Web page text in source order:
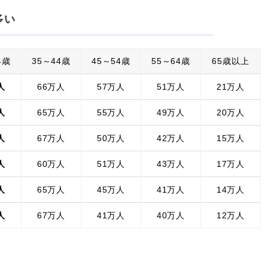
い
35～44歳 45～54歳 55～64歳 65歳以上
66万人 57万人 51万人 21万人
65万人 55万人 49万人 20万人
67万人 50万人 42万人 15万人
60万人 51万人 43万人 17万人
65万人 45万人 41万人 14万人
67万人 41万人 40万人 12万人